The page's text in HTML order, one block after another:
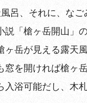
呂、それに、な
「槍ヶ岳開山」の
岳が見える露天
窓を開ければ槍ヶ
浴可能だし、木